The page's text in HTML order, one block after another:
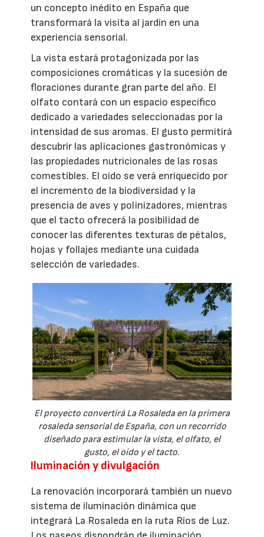
un concepto inédito en España que
transformará la visita al jardín en una
experiencia sensorial.
La vista estará protagonizada por las
composiciones cromáticas y la sucesión de
floraciones durante gran parte del año. El
olfato contará con un espacio específico
dedicado a variedades seleccionadas por la
intensidad de sus aromas. El gusto permitirá
descubrir las aplicaciones gastronómicas y
las propiedades nutricionales de las rosas
comestibles. El oído se verá enriquecido por
el incremento de la biodiversidad y la
presencia de aves y polinizadores, mientras
que el tacto ofrecerá la posibilidad de
conocer las diferentes texturas de pétalos,
hojas y follajes mediante una cuidada
selección de variedades.
El proyecto convertirá La Rosaleda en la primera
rosaleda sensorial de España, con un recorrido
diseñado para estimular la vista, el olfato, el
gusto, el oído y el tacto.
Iluminación y divulgación
La renovación incorporará también un nuevo
sistema de iluminación dinámica que
integrará La Rosaleda en la ruta Ríos de Luz.